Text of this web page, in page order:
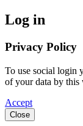
Log in
Privacy Policy
To use social login
of your data by this
Accept
Close